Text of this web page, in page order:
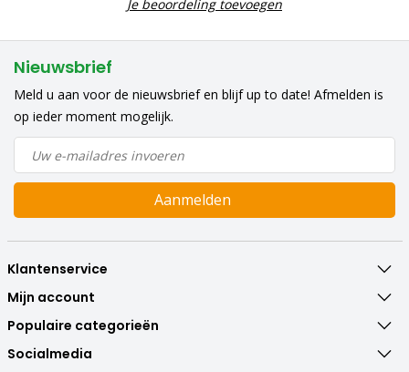
Je beoordeling toevoegen
Nieuwsbrief
Meld u aan voor de nieuwsbrief en blijf up to date! Afmelden is
op ieder moment mogelijk.
Aanmelden
Klantenservice
Mijn account
Populaire categorieën
Socialmedia